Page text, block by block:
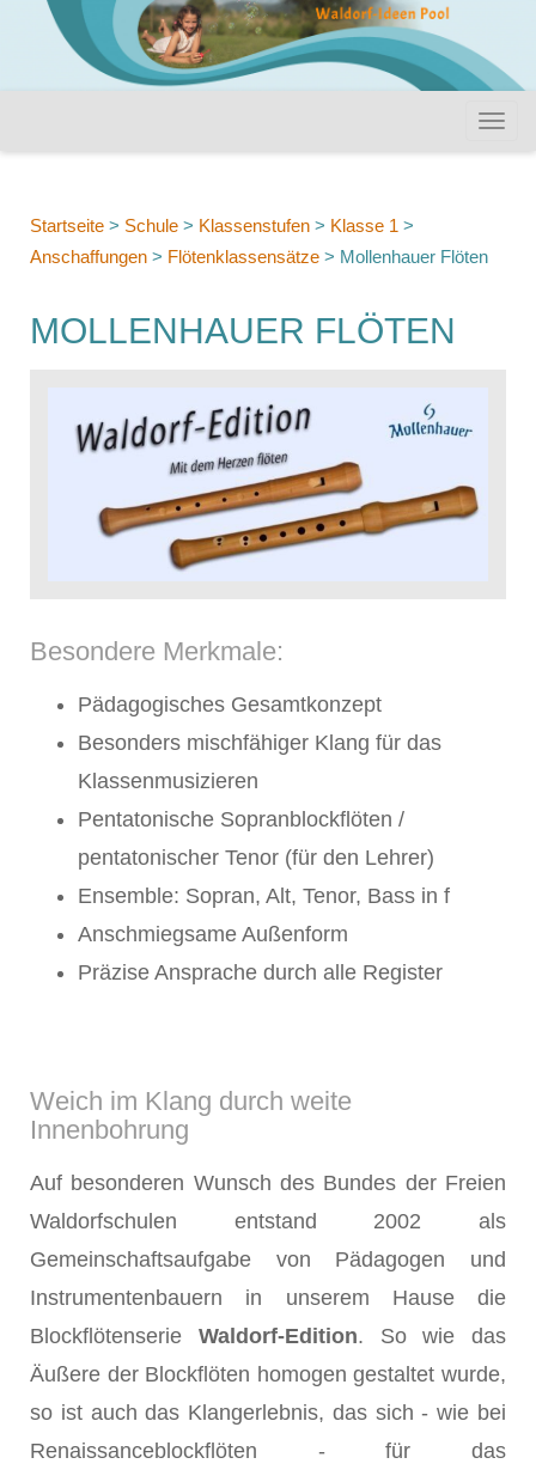
Startseite > Schule > Klassenstufen > Klasse 1 >
Anschaffungen > Flötenklassensätze > Mollenhauer Flöten
MOLLENHAUER FLÖTEN
Besondere Merkmale:
Pädagogisches Gesamtkonzept
Besonders mischfähiger Klang für das
Klassenmusizieren
Pentatonische Sopranblockflöten /
pentatonischer Tenor (für den Lehrer)
Ensemble: Sopran, Alt, Tenor, Bass in f
Anschmiegsame Außenform
Präzise Ansprache durch alle Register
Weich im Klang durch weite
Innenbohrung
Auf besonderen Wunsch des Bundes der Freien
Waldorfschulen entstand 2002 als
Gemeinschaftsaufgabe von Pädagogen und
Instrumentenbauern in unserem Hause die
Blockflötenserie Waldorf-Edition. So wie das
Äußere der Blockflöten homogen gestaltet wurde,
so ist auch das Klangerlebnis, das sich - wie bei
Renaissanceblockflöten - für das